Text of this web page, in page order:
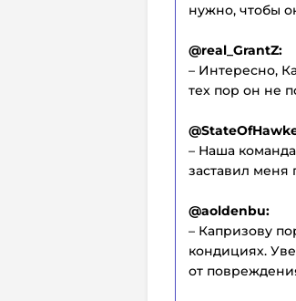
нужно, чтобы
@real_GrantZ:
– Интересно,
тех пор он не
– Наша
заставил меня
@aoldenbu:
– Капризову
кондициях.
от